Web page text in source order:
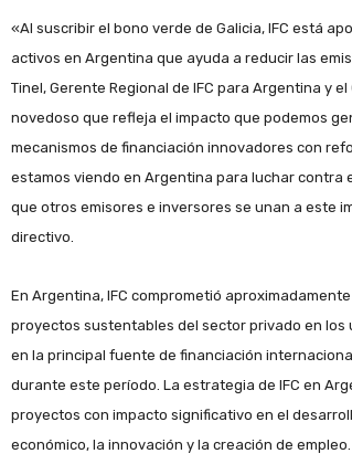
«Al suscribir el bono verde de Galicia, IFC está
activos en Argentina que ayuda a reducir las
Tinel, Gerente Regional de IFC para Argentina y
novedoso que refleja el impacto que podemos
mecanismos de financiación innovadores con
estamos viendo en Argentina para luchar contra
que otros emisores e inversores se unan a este
directivo.
En Argentina, IFC comprometió
proyectos sustentables del sector privado en los
en la principal fuente de financiación
durante este período. La estrategia de IFC en
proyectos con impacto significativo en el
económico, la innovación y la creación de